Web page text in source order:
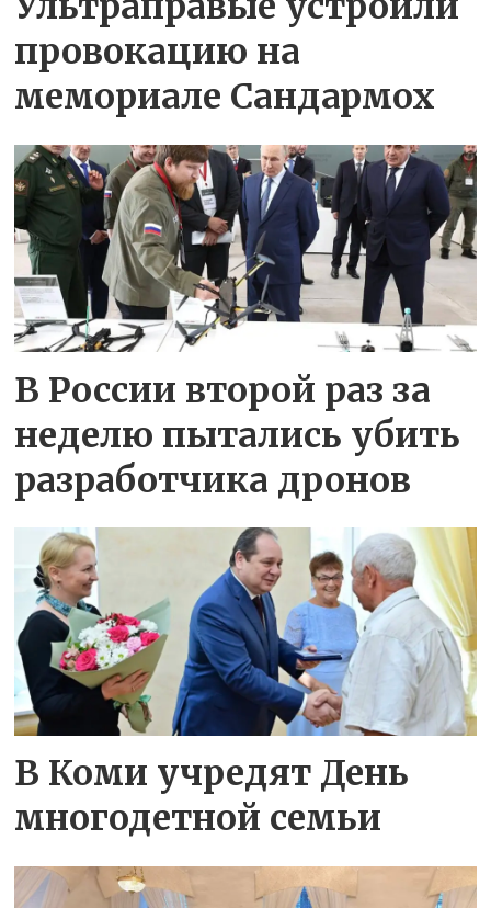
провокацию на
мемориале Сандармох
В России второй раз за
неделю пытались убить
разработчика дронов
В Коми учредят День
многодетной семьи